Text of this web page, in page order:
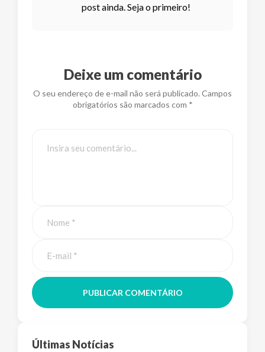
post ainda. Seja o primeiro!
Deixe um comentário
O seu endereço de e-mail não será publicado. Campos
obrigatórios são marcados com *
PUBLICAR COMENTÁRIO
Últimas Notícias